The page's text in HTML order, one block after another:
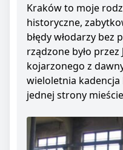
Kraków to moje
historyczne,
błędy włodarzy bez
rządzone było
kojarzonego z
wieloletnia kadencja
jednej strony